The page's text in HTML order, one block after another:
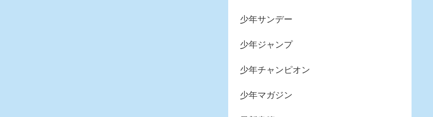
少年サンデー
少年ジャンプ
少年チャンピオン
少年マガジン